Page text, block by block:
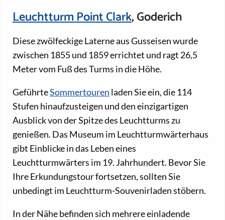
Leuchtturm Point Clark, Goderich
Diese zwölfeckige Laterne aus Gusseisen wurde
zwischen 1855 und 1859 errichtet und ragt 26,5
Meter vom Fuß des Turms in die Höhe.
GeführteSommertouren laden Sie ein, die 114
Stufen hinaufzusteigen und den einzigartigen
Ausblick von der Spitze des Leuchtturms zu
genießen. Das Museum im Leuchtturmwärterhaus
gibt Einblicke in das Leben eines
Leuchtturmwärters im 19. Jahrhundert. Bevor Sie
Ihre Erkundungstour fortsetzen, sollten Sie
unbedingt im Leuchtturm-Souvenirladen stöbern.
In der Nähe befinden sich mehrere einladende